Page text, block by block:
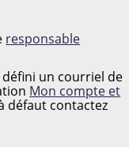
responsable
défini un courriel de
Mon compte et
défaut contactez